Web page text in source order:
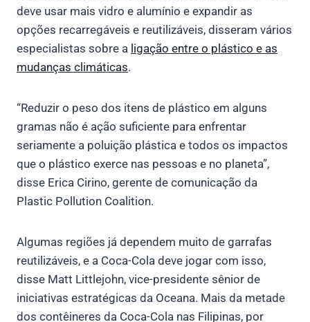
deve usar mais vidro e alumínio e expandir as
opções recarregáveis e reutilizáveis, disseram vários
especialistas sobre a ligação entre o plástico e as
mudanças climáticas.
“Reduzir o peso dos itens de plástico em alguns
gramas não é ação suficiente para enfrentar
seriamente a poluição plástica e todos os impactos
que o plástico exerce nas pessoas e no planeta”,
disse Erica Cirino, gerente de comunicação da
Plastic Pollution Coalition.
Algumas regiões já dependem muito de garrafas
reutilizáveis, e a Coca-Cola deve jogar com isso,
disse Matt Littlejohn, vice-presidente sênior de
iniciativas estratégicas da Oceana. Mais da metade
dos contêineres da Coca-Cola nas Filipinas, por